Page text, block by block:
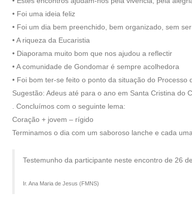
• Foi uma ideia feliz
• Foi um dia bem preenchido, bem organizado, sem
• A riqueza da Eucaristia
• Diaporama muito bom que nos ajudou a reflectir
• A comunidade de Gondomar é sempre acolhedora
• Foi bom ter-se feito o ponto da situação do Processo
Sugestão: Adeus até para o ano em Santa Cristina do
. Concluímos com o seguinte lema:
Coração + jovem – rígido
Terminamos o dia com um saboroso lanche e cada
Testemunho da participante neste encontro de 26
Ir. Ana Maria de Jesus (FMNS)